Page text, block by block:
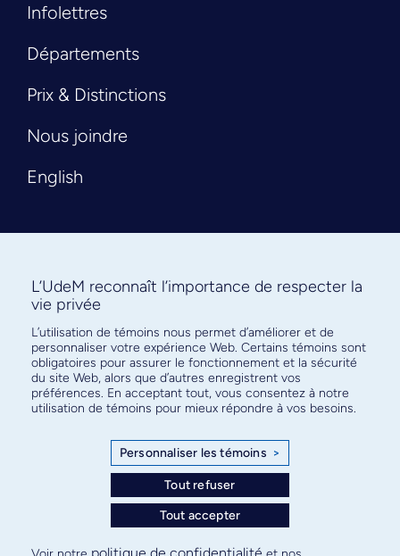
Infolettres
Départements
Prix & Distinctions
Nous joindre
English
Abonnez-vous à notre infolettre
pour connaître l’actualité facultaire
L’UdeM reconnaît l’importance de respecter la
vie privée
L’utilisation de témoins nous permet d’améliorer et de
personnaliser votre expérience Web. Certains témoins sont
obligatoires pour assurer le fonctionnement et la sécurité
du site Web, alors que d’autres enregistrent vos
préférences. En acceptant tout, vous consentez à notre
utilisation de témoins pour mieux répondre à vos besoins.
Personnaliser les témoins >
Tout refuser
Tout accepter